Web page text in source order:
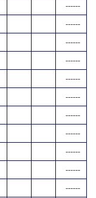
------
------
------
------
------
------
------
------
------
------
------